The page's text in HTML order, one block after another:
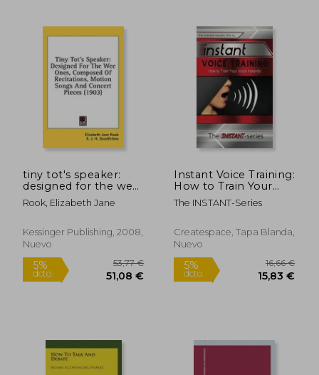
dcto. 256,14 € dcto. 46,44
tiny tot's speaker:
designed for the wee
ones, composed of
recitations, motion
pieces (1903) (en
Inglés)
Rook, Elizabeth Jane
Kessinger Publishing, 2008,
Nuevo
Instant Voice Training:
How to Train Your
Voice Instantly!
(INSTANT Series)
The INSTANT-Series
Createspace, Tapa Blanda,
Nuevo